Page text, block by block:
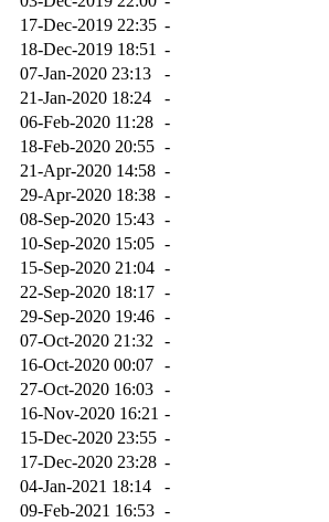
17-Dec-2019 22:35 -
18-Dec-2019 18:51 -
07-Jan-2020 23:13
-
21-Jan-2020 18:24
-
06-Feb-2020 11:28 -
18-Feb-2020 20:55 -
21-Apr-2020 14:58 -
29-Apr-2020 18:38 -
08-Sep-2020 15:43 -
10-Sep-2020 15:05 -
15-Sep-2020 21:04 -
22-Sep-2020 18:17 -
29-Sep-2020 19:46 -
07-Oct-2020 21:32
-
16-Oct-2020 00:07 -
27-Oct-2020 16:03 -
16-Nov-2020 16:21 -
15-Dec-2020 23:55 -
17-Dec-2020 23:28 -
04-Jan-2021 18:14
-
09-Feb-2021 16:53 -